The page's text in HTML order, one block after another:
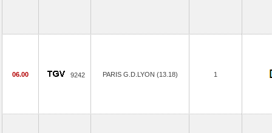
06.00 9242 PARIS G.D.LYON (13.18) 1